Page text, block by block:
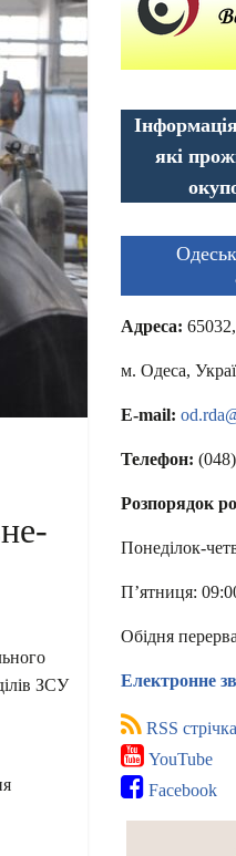
ЗСУ
які
Адреса:
м. Одеса,
E-mail:
Телефон:
Розпорядок
Понеділок-
П’ятниця:
Обідня
Електронне
RSS стрічка
YouTube
Facebook